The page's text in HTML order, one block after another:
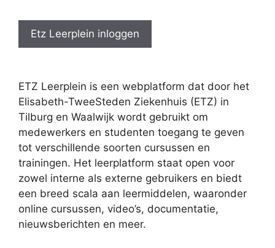
Etz Leerplein inloggen
ETZ Leerplein is een webplatform dat door het
Elisabeth-TweeSteden Ziekenhuis (ETZ) in
Tilburg en Waalwijk wordt gebruikt om
medewerkers en studenten toegang te geven
tot verschillende soorten cursussen en
trainingen. Het leerplatform staat open voor
zowel interne als externe gebruikers en biedt
een breed scala aan leermiddelen, waaronder
online cursussen, video’s, documentatie,
nieuwsberichten en meer.